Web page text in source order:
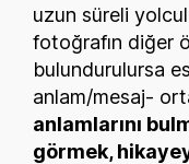
uzun süreli
fotoğrafın diğer
bulundurulursa
anlam/mesaj-
anlamlarını
görmek,